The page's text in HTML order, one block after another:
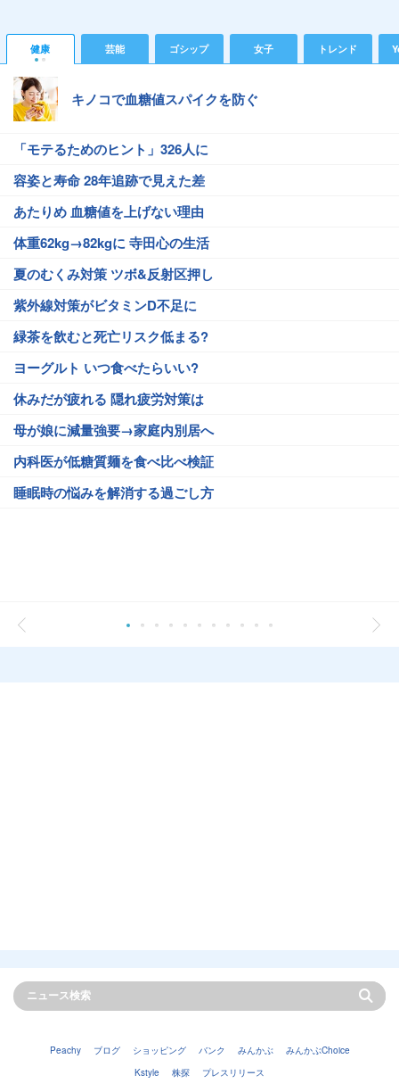
健康 芸能 ゴシップ 女子 トレンド
キノコで血糖値スパイクを防ぐ
「モテるためのヒント」326人に
容姿と寿命 28年追跡で見えた差
あたりめ 血糖値を上げない理由
体重62kg→82kgに 寺田心の生活
夏のむくみ対策 ツボ&反射区押し
紫外線対策がビタミンD不足に
緑茶を飲むと死亡リスク低まる?
ヨーグルト いつ食べたらいい?
休みだが疲れる 隠れ疲労対策は
母が娘に減量強要→家庭内別居へ
内科医が低糖質麺を食べ比べ検証
睡眠時の悩みを解消する過ごし方
Peachy ブログ ショッピング バンク みんかぶ
みんかぶChoice
Kstyle
株探 プレスリリース